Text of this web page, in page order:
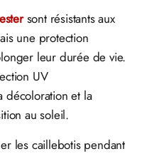
sont résistants aux
une protection
leur durée de vie.
UV
et la
au soleil.
les caillebotis pendant